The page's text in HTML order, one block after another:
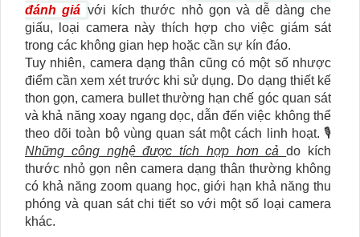
đánh giá với kích thước nhỏ gọn và dễ dàng che
giấu, loại camera này thích hợp cho việc giám sát
trong các không gian hẹp hoặc cần sự kín đáo.
Tuy nhiên, camera dạng thân cũng có một số nhược
điểm cần xem xét trước khi sử dụng. Do dạng thiết kế
thon gọn, camera bullet thường hạn chế góc quan sát
và khả năng xoay ngang dọc, dẫn đến việc không thể
theo dõi toàn bộ vùng quan sát một cách linh hoạt. 🎙
Những công nghệ được tích hợp hơn cảdo kích
thước nhỏ gọn nên camera dạng thân thường không
có khả năng zoom quang học, giới hạn khả năng thu
phóng và quan sát chi tiết so với một số loại camera
khác.